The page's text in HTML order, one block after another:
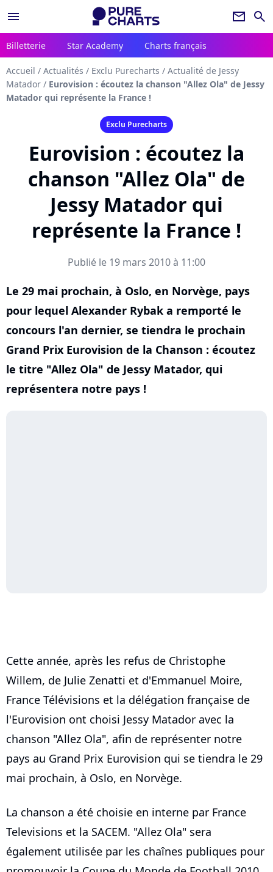
menu newsletter search
Billetterie Star Academy Charts français
Accueil / Actualités / Exclu Purecharts / Actualité de Jessy
Matador / Eurovision : écoutez la chanson "Allez Ola" de Jessy
Matador qui représente la France !
Exclu Purecharts
Eurovision : écoutez la
chanson "Allez Ola" de
Jessy Matador qui
représente la France !
Publié le 19 mars 2010 à 11:00
Le 29 mai prochain, à Oslo, en Norvège, pays
pour lequel Alexander Rybak a remporté le
concours l'an dernier, se tiendra le prochain
Grand Prix Eurovision de la Chanson : écoutez
le titre "Allez Ola" de Jessy Matador, qui
représentera notre pays !
Cette année, après les refus de Christophe
Willem, de Julie Zenatti et d'Emmanuel Moire,
France Télévisions et la délégation française de
l'Eurovision ont choisi Jessy Matador avec la
chanson "Allez Ola", afin de représenter notre
pays au Grand Prix Eurovision qui se tiendra le 29
mai prochain, à Oslo, en Norvège.
La chanson a été choisie en interne par France
Televisions et la SACEM. "Allez Ola" sera
également utilisée par les chaînes publiques pour